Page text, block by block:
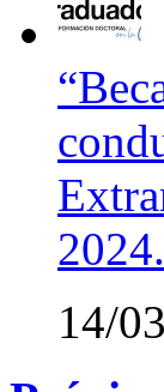
2024.
14/